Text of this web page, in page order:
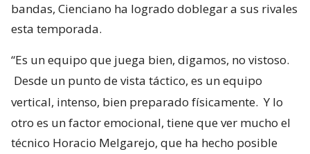
bandas, Cienciano ha logrado doblegar a sus rivales
esta temporada.
“Es un equipo que juega bien, digamos, no vistoso.
Desde un punto de vista táctico, es un equipo
vertical, intenso, bien preparado físicamente. Y lo
otro es un factor emocional, tiene que ver mucho el
técnico Horacio Melgarejo, que ha hecho posible